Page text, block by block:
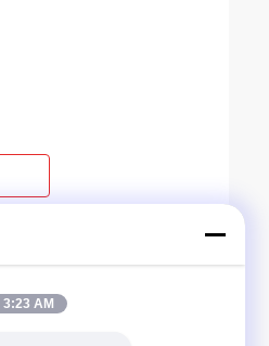
3:23 AM